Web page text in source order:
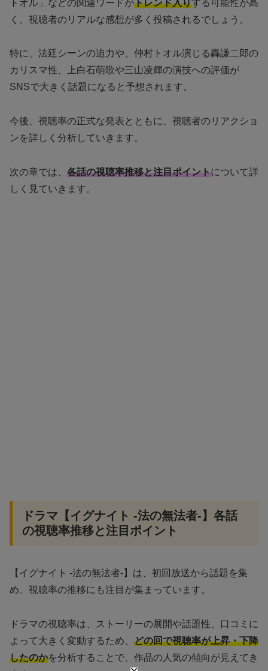
トオル」などの関連ワードがトレンド入りする可能性が高
く、視聴者のリアルな感想が多く投稿されるでしょう。
特に、法廷シーンの迫力や、仲村トオル演じる轟謙二郎の
カリスマ性、上白石萌歌や三山凌輝の演技への評価が
SNSで大きく話題になると予想されます。
今後、視聴率の正式な発表とともに、視聴者のリアクショ
ンを詳しく分析していきます。
次の章では、 各話の視聴率推移と注目ポイントについて詳
しく見ていきます。
ドラマ【イグナイト -法の無法者-】各話
の視聴率推移と注目ポイント
【イグナイト -法の無法者-】は、初回放送から話題を集
め、視聴率の推移にも注目が集まっています。
ドラマの視聴率は、ストーリーの展開や話題性、口コミに
よって大きく変動するため、 どの回で視聴率が上昇・下降
したのかを分析することで、作品の人気の傾向が見えてき